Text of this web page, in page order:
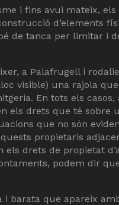
i fins avui mateix,
d’elements
de tanca per limitar i
a Palafrugell i
visible) una rajola
En tots els
els drets que té sobre
que no són
propietaris
drets de propietat
podem dir
barata que apareix